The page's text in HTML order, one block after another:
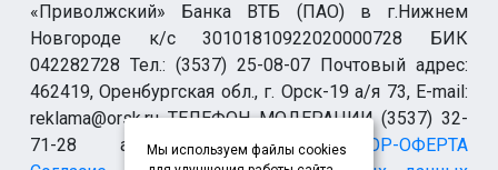
«Приволжский» Банка ВТБ (ПАО) в г.Нижнем
Новгороде к/с 30101810922020000728 БИК
042282728 Тел.: (3537) 25-08-07 Почтовый адрес:
462419, Оренбургская обл., г. Орск-19 а/я 73, E-mail:
reklama@orsk.ru ТЕЛЕФОН МОДЕРАЦИИ (3537) 32-
71-28 allsupport@orsk.ruДОГОВОР-ОФЕРТА
Мы используем файлы cookies